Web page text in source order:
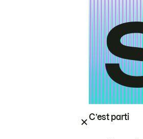
C’est parti